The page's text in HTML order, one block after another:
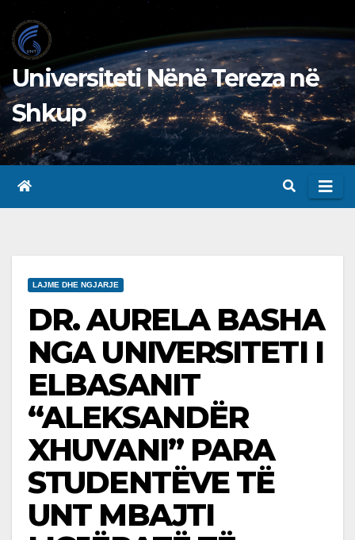
to
content
Universiteti Nënë Tereza në
Shkup
LAJME DHE NGJARJE
DR. AURELA BASHA
NGA UNIVERSITETI I
ELBASANIT
“ALEKSANDËR
XHUVANI” PARA
STUDENTËVE TË
UNT MBAJTI